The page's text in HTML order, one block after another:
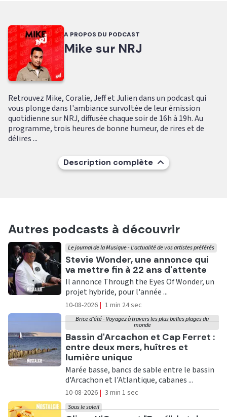
A PROPOS DU PODCAST
Mike sur NRJ
Retrouvez Mike, Coralie, Jeff et Julien dans un podcast qui
vous plonge dans l'ambiance survoltée de leur émission
quotidienne sur NRJ, diffusée chaque soir de 16h à 19h. Au
programme, trois heures de bonne humeur, de rires et de
délires ...
Description complète
Autres podcasts à découvrir
Ecouter
Stevie Wonder, une annonce qui
va mettre fin à 22 ans d'attente
Le journal de la Musique - L'actualité de vos artistes préférés
Il annonce Through the Eyes Of Wonder, un
projet hybride, pour l'année ...
10-08-2026 | 1 min 24 sec
Ecouter
Bassin d'Arcachon et Cap Ferret :
entre deux mers, huîtres et
lumière unique
Brice d'été - Voyagez à travers les plus belles plages du
monde
Marée basse, bancs de sable entre le bassin
d'Arcachon et l'Atlantique, cabanes ...
10-08-2026 | 3 min 1 sec
Sous le soleil